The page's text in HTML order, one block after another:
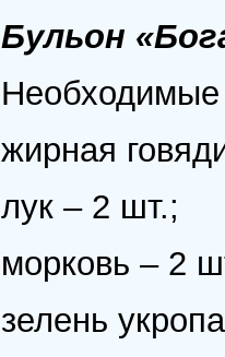
Бульон
Необходимые
жирная
лук – 2 шт.;
морковь – 2
зелень